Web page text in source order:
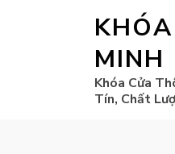
MINH
Khóa Cửa
Tín, Chất